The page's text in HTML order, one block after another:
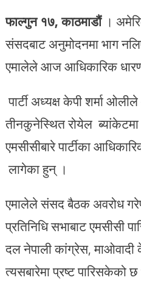
फाल्गुन १७, काठमाडौं।
संसदबाट अनुमोदनमा भाग
एमालेले आज आधिकारिक
पार्टी अध्यक्ष केपी शर्मा
तीनकुनेस्थित रोयेल
एमसीसीबारे पार्टीका
लागेका हुन् ।
एमालेले संसद बैठक अवरोध
प्रतिनिधि सभाबाट एमसीसी
दल नेपाली कांग्रेस,
त्यसबारेमा प्रष्ट पारिसकेको